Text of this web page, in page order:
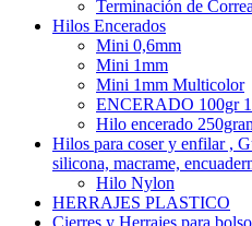
Terminación de Correa
Hilos Encerados
Mini 0,6mm
Mini 1mm
Mini 1mm Multicolor
ENCERADO 100gr
Hilo encerado
Hilos para coser y enfilar ,
silicona, macrame,
Hilo Nylon
HERRAJES PLASTICO
Cierres y Herrajes para bolso